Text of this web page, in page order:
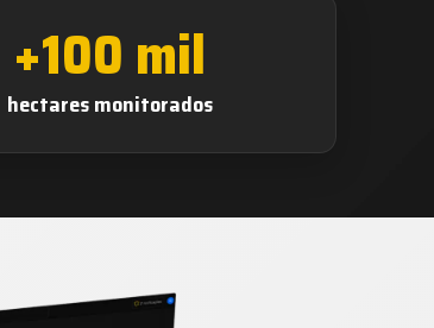
+100 mil
hectares monitorados